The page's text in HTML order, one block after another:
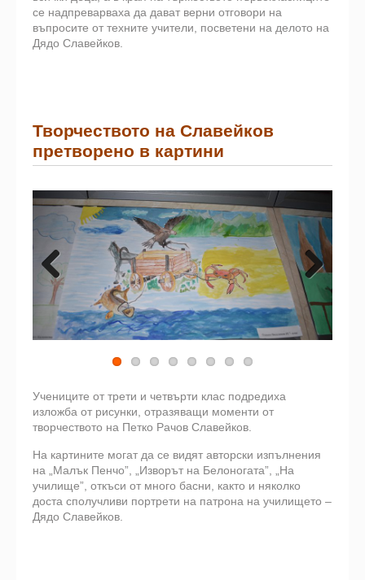
се надпреварваха да дават верни отговори на
въпросите от техните учители, посветени на делото на
Дядо Славейков.
Творчеството на Славейков
претворено в картини
Previous Next
Учениците от трети и четвърти клас подредиха
изложба от рисунки, отразяващи моменти от
творчеството на Петко Рачов Славейков.
На картините могат да се видят авторски изпълнения
на „Малък Пенчо”, „Изворът на Белоногата”, „На
училище”, откъси от много басни, както и няколко
доста сполучливи портрети на патрона на училището –
Дядо Славейков.